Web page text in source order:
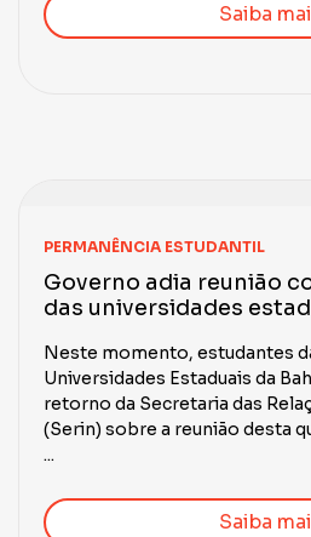
Saiba
PERMANÊNCIA ESTUDANTIL
Governo adia reunião
das universidades
Neste momento, estudantes
Universidades Estaduais da
retorno da Secretaria das
(Serin) sobre a reunião desta
...
Saiba